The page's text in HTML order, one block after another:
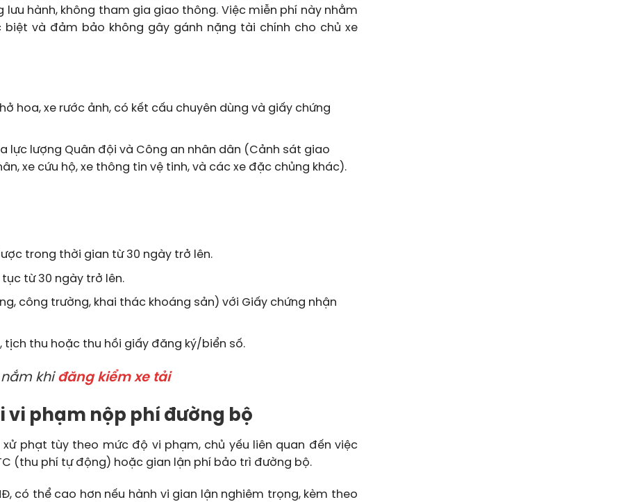
hành, không tham gia giao thông. Việc miễn phí này nhằm
và đảm bảo không gây gánh nặng tài chính cho chủ xe
hoa, xe rước ảnh, có kết cấu chuyên dùng và giấy chứng
lực lượng Quân đội và Công an nhân dân (Cảnh sát giao
xe cứu hộ, xe thông tin vệ tinh, và các xe đặc chủng khác).
trong thời gian từ 30 ngày trở lên.
từ 30 ngày trở lên.
công trường, khai thác khoáng sản) với Giấy chứng nhận
tịch thu hoặc thu hồi giấy đăng ký/biển số.
khiđăng kiểm xe tải
vi phạm nộp phí đường bộ
xử phạt tùy theo mức độ vi phạm, chủ yếu liên quan đến việc
(thu phí tự động) hoặc gian lận phí bảo trì đường bộ.
có thể cao hơn nếu hành vi gian lận nghiêm trọng, kèm theo